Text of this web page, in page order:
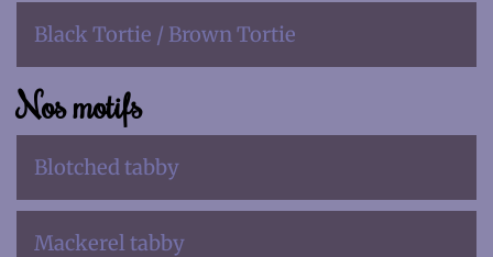
Black Tortie / Brown Tortie
Nos motifs
Blotched tabby
Mackerel tabby